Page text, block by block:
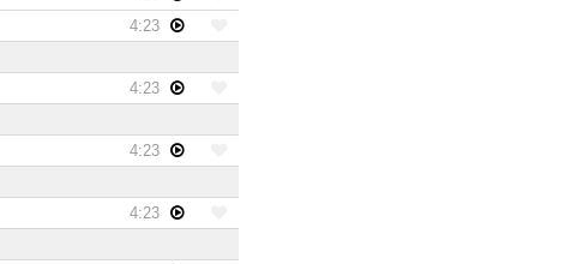
4:23
4:23
4:23
4:23